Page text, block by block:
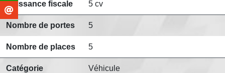
Puissance fiscale 5 cv
Nombre de portes 5
Nombre de places 5
Catégorie Véhicule